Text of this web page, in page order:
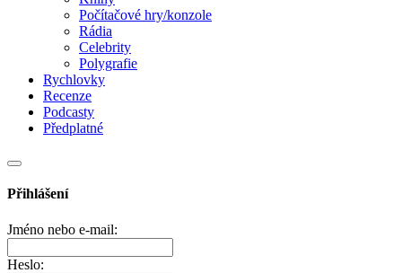
Počítačové hry/konzole
Rádia
Celebrity
Polygrafie
Rychlovky
Recenze
Podcasty
Předplatné
Přihlášení
Jméno nebo e-mail:
Heslo: